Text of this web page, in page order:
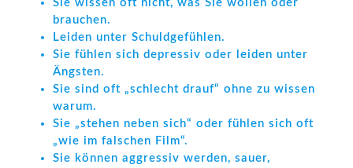
Sie wissen oft nicht, was Sie wollen oder
brauchen.
Leiden unter Schuldgefühlen.
Sie fühlen sich depressiv oder leiden unter
Ängsten.
Sie sind oft „schlecht drauf“ ohne zu wissen
warum.
Sie „stehen neben sich“ oder fühlen sich oft
„wie im falschen Film“.
Sie können aggressiv werden, sauer,